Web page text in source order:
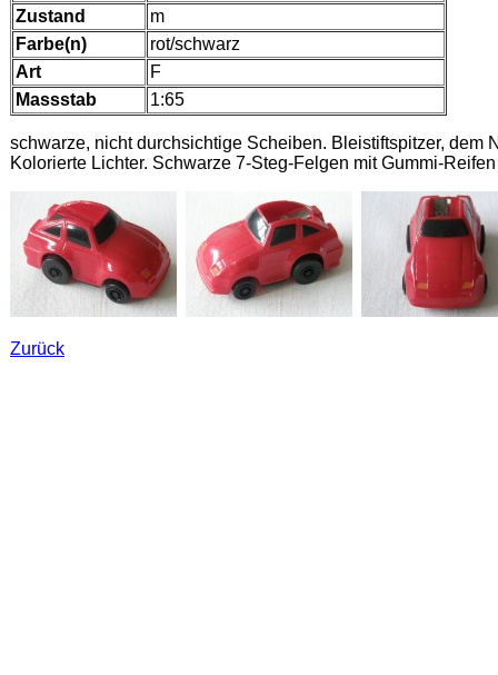
Zustand
m
Farbe(n)
rot/schwarz
Art
F
Massstab
1:65
schwarze, nicht durchsichtige Scheiben. Bleistiftspitzer,
Kolorierte Lichter. Schwarze 7-Steg-Felgen mit Gummi-
Zurück